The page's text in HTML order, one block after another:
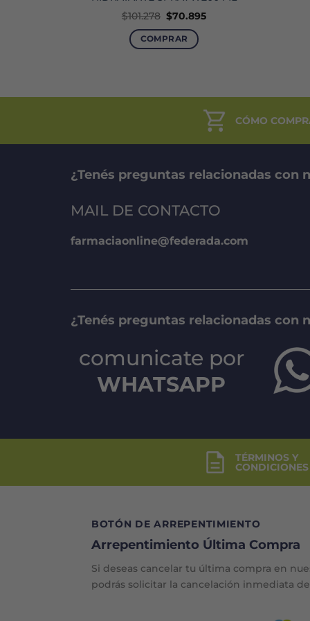
$101.278 El
precio
original
era:
$70.895El
COMPRAR
CÓMO
¿Tenés preguntas relacionadas con
MAIL DE CONTACTO
farmaciaonline@federada.com
¿Tenés preguntas relacionadas con
comunicate por
WHATSAPP
TÉRMINOS Y
CONDICIONES
BOTÓN DE ARREPENTIMIENTO
Arrepentimiento Última Compra
Si deseas cancelar tu última compra en
podrás solicitar la cancelación inmediata